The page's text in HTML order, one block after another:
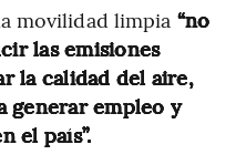
movilidad limpia “no
las emisiones
la calidad del aire,
generar empleo y
el país”.